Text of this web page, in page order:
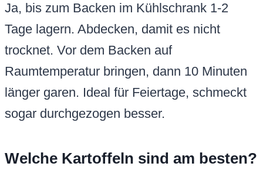
Ja, bis zum Backen im Kühlschrank 1-2
Tage lagern. Abdecken, damit es nicht
trocknet. Vor dem Backen auf
Raumtemperatur bringen, dann 10 Minuten
länger garen. Ideal für Feiertage, schmeckt
sogar durchgezogen besser.
Welche Kartoffeln sind am besten?